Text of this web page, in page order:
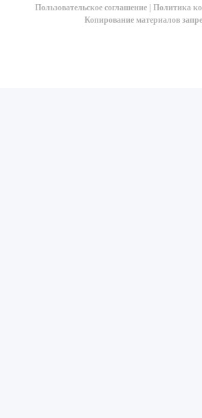
Пользовательское соглашение| Политика
Копирование материалов